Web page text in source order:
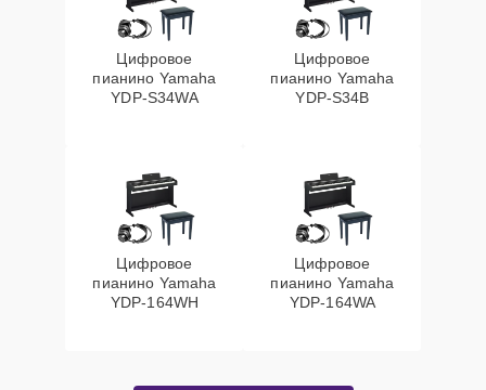
Цифровое
пианино Yamaha
YDP-S34WA
Цифровое
пианино Yamaha
YDP-S34B
Цифровое
пианино Yamaha
YDP-164WH
Цифровое
пианино Yamaha
YDP-164WA